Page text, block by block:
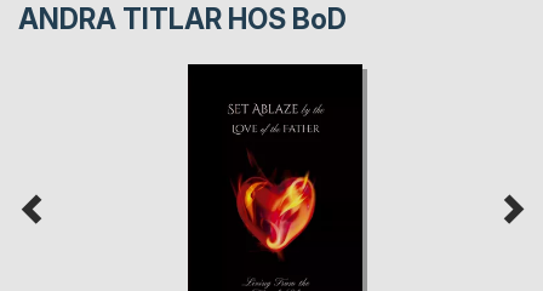
ANDRA TITLAR HOS BoD